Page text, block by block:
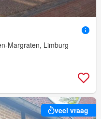
Margraten, Limburg
veel vraag